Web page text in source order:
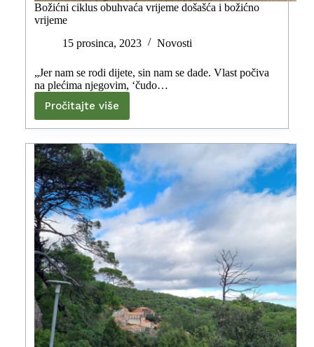
Božićni ciklus obuhvaća vrijeme došašća i božićno
vrijeme
15 prosinca, 2023
Novosti
„Jer nam se rodi dijete, sin nam se dade. Vlast počiva
na plećima njegovim, ‘čudo…
Pročitajte više